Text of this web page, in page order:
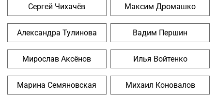
Сергей Чихачёв Максим Дромашко
Александра Тулинова Вадим Першин
Мирослав Аксёнов Илья Войтенко
Марина Семяновская Михаил Коновалов